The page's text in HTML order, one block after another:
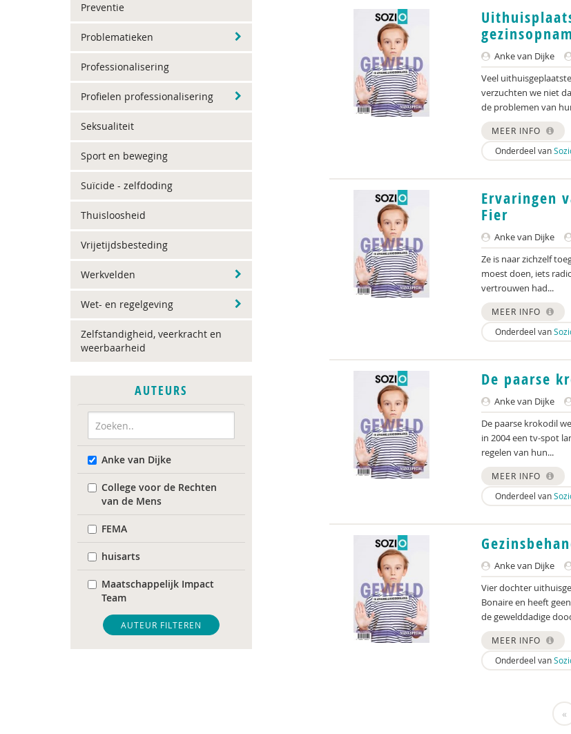
Preventie
Problematieken
Professionalisering
Profielen professionalisering
Seksualiteit
Sport en beweging
Suïcide - zelfdoding
Thuisloosheid
Vrijetijdsbesteding
Werkvelden
Wet- en regelgeving
Zelfstandigheid, veerkracht en
weerbaarheid
AUTEURS
Anke van Dijke
College voor de Rechten
van de Mens
FEMA
huisarts
Maatschappelijk Impact
Team
Mariëlle Bruning
Movisie
AUTEUR FILTEREN
Anke van Dijke
Veel
verzuchten we niet
de problemen van
MEER INFO
Onderdeel van
Ervaringen
Fier
Anke van Dijke
Ze is naar zichzelf
moest doen, iets
vertrouwen had...
MEER INFO
Onderdeel van
De paarse
Anke van Dijke
De paarse krokodil
in 2004 een tv-spot
regelen van hun...
MEER INFO
Onderdeel van
Anke van Dijke
Vier dochter
Bonaire en heeft
de gewelddadige
MEER INFO
Onderdeel van
«